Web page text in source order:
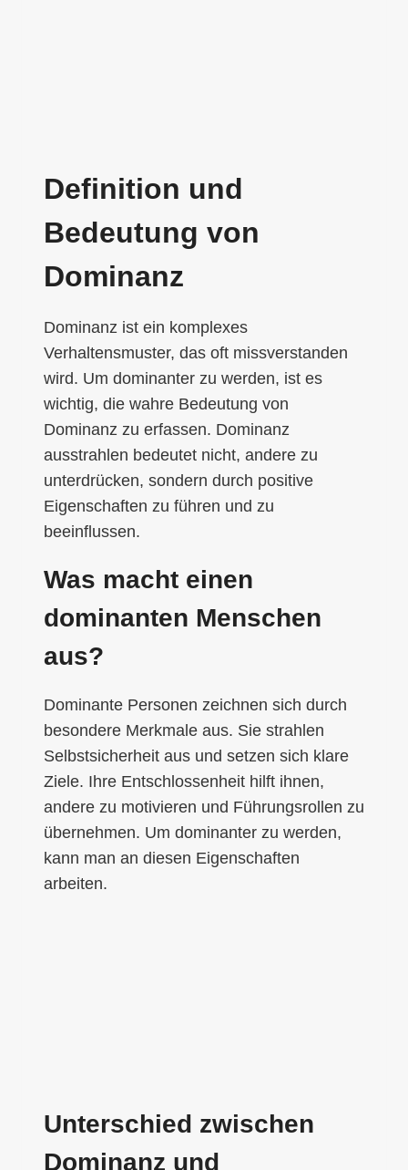
Definition und
Bedeutung von
Dominanz
Dominanz ist ein komplexes
Verhaltensmuster, das oft missverstanden
wird. Um dominanter zu werden, ist es
wichtig, die wahre Bedeutung von
Dominanz zu erfassen. Dominanz
ausstrahlen bedeutet nicht, andere zu
unterdrücken, sondern durch positive
Eigenschaften zu führen und zu
beeinflussen.
Was macht einen
dominanten Menschen
aus?
Dominante Personen zeichnen sich durch
besondere Merkmale aus. Sie strahlen
Selbstsicherheit aus und setzen sich klare
Ziele. Ihre Entschlossenheit hilft ihnen,
andere zu motivieren und Führungsrollen zu
übernehmen. Um dominanter zu werden,
kann man an diesen Eigenschaften
arbeiten.
Unterschied zwischen
Dominanz und